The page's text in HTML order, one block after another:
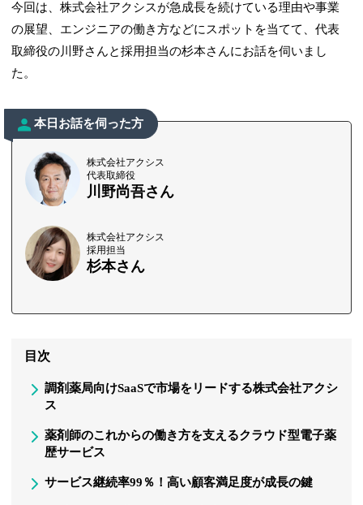
今回は、株式会社アクシスが急成長を続けている理由や事業
の展望、エンジニアの働き方などにスポットを当てて、代表
取締役の川野さんと採用担当の杉本さんにお話を伺いまし
た。
本日お話を伺った方
株式会社アクシス
代表取締役
川野尚吾さん
株式会社アクシス
採用担当
杉本さん
目次
調剤薬局向けSaaSで市場をリードする株式会社アクシ
ス
薬剤師のこれからの働き方を支えるクラウド型電子薬
歴サービス
サービス継続率99％！高い顧客満足度が成長の鍵